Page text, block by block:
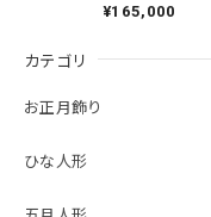
カテゴリ
お正月飾り
ひな人形
つぼみ雛をさがしてい
しく、娘もとても気に
レミアム｜こだわり
《商品名》兜飾り
雀 緑糸 大鍬 収
納タイプ【商品コー
純金箔押兜 竹雀
¥165,000
《